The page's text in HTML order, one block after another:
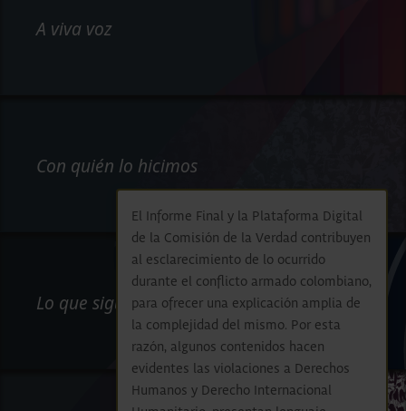
A viva voz
Con quién lo hicimos
Lo que sigue
El Informe Final y la Plataforma Digital
de la Comisión de la Verdad contribuyen
al esclarecimiento de lo ocurrido
durante el conflicto armado colombiano,
para ofrecer una explicación amplia de
la complejidad del mismo. Por esta
razón, algunos contenidos hacen
evidentes las violaciones a Derechos
Humanos y Derecho Internacional